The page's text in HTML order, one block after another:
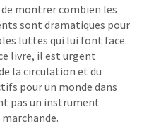
montrer combien les
sont dramatiques pour
luttes qui lui font face.
livre, il est urgent
la circulation et du
pour un monde dans
pas un instrument